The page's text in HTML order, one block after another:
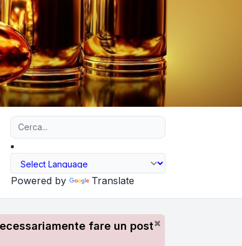
Powered by Translate
fare un post